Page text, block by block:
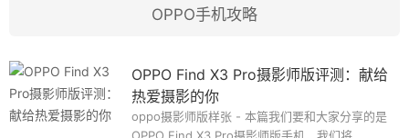
OPPO手机攻略
OPPO Find X3 Pro摄影师版评测：献给
热爱摄影的你
oppo摄影师版样张 - 本篇我们要和大家分享的是